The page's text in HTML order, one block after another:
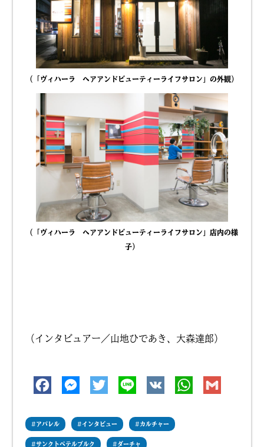
（「ヴィハーラ ヘアアンドビューティーライフサロン」の外観）
（「ヴィハーラ ヘアアンドビューティーライフサロン」店内の様
子）
（インタビュアー／山地ひであき、大森達郎）
# アパレル # インタビュー # カルチャー
#サンクトペテルブルク # ダーチャ